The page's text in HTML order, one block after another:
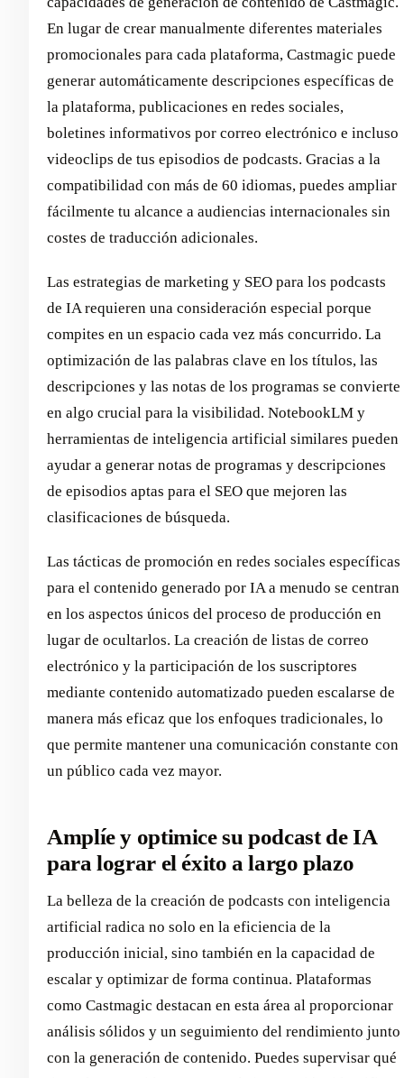
En lugar de crear manualmente diferentes materiales
promocionales para cada plataforma, Castmagic puede
generar automáticamente descripciones específicas de
la plataforma, publicaciones en redes sociales,
boletines informativos por correo electrónico e incluso
videoclips de tus episodios de podcasts. Gracias a la
compatibilidad con más de 60 idiomas, puedes ampliar
fácilmente tu alcance a audiencias internacionales sin
costes de traducción adicionales.
Las estrategias de marketing y SEO para los podcasts
de IA requieren una consideración especial porque
compites en un espacio cada vez más concurrido. La
optimización de las palabras clave en los títulos, las
descripciones y las notas de los programas se convierte
en algo crucial para la visibilidad. NotebookLM y
herramientas de inteligencia artificial similares pueden
ayudar a generar notas de programas y descripciones
de episodios aptas para el SEO que mejoren las
clasificaciones de búsqueda.
Las tácticas de promoción en redes sociales específicas
para el contenido generado por IA a menudo se centran
en los aspectos únicos del proceso de producción en
lugar de ocultarlos. La creación de listas de correo
electrónico y la participación de los suscriptores
mediante contenido automatizado pueden escalarse de
manera más eficaz que los enfoques tradicionales, lo
que permite mantener una comunicación constante con
un público cada vez mayor.
Amplíe y optimice su podcast de IA
para lograr el éxito a largo plazo
La belleza de la creación de podcasts con inteligencia
artificial radica no solo en la eficiencia de la
producción inicial, sino también en la capacidad de
escalar y optimizar de forma continua. Plataformas
como Castmagic destacan en esta área al proporcionar
análisis sólidos y un seguimiento del rendimiento junto
con la generación de contenido. Puedes supervisar qué